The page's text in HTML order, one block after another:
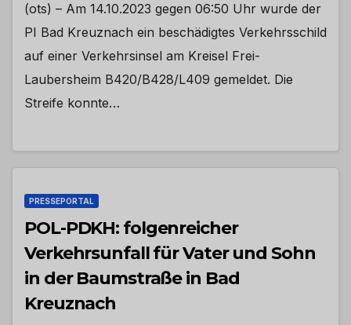
(ots) – Am 14.10.2023 gegen 06:50 Uhr wurde der
PI Bad Kreuznach ein beschädigtes Verkehrsschild
auf einer Verkehrsinsel am Kreisel Frei-
Laubersheim B420/B428/L409 gemeldet. Die
Streife konnte…
PRESSEPORTAL
POL-PDKH: folgenreicher
Verkehrsunfall für Vater und Sohn
in der Baumstraße in Bad
Kreuznach